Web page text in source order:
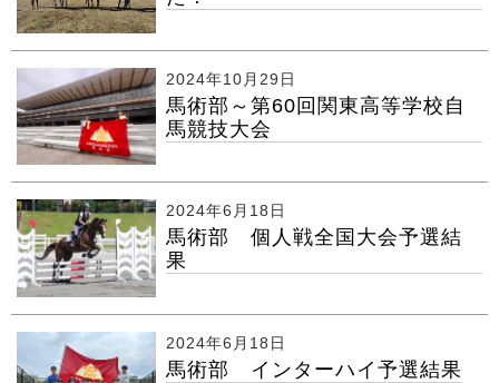
2024年10月29日
馬術部～第60回関東高等学校自
馬競技大会
2024年6月18日
馬術部 個人戦全国大会予選結
果
2024年6月18日
馬術部 インターハイ予選結果